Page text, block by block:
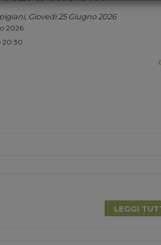
Giovedi 25 Giugno 2026
2026
20:30
LEGGI